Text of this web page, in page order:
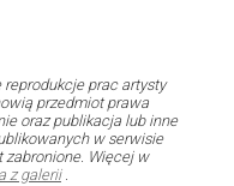
reprodukcje prac artysty
przedmiot prawa
oraz publikacja lub inne
w serwisie
zabronione. Więcej w
z galerii.